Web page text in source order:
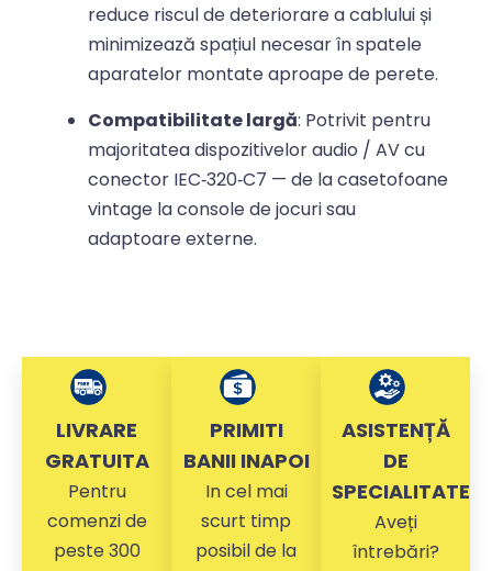
reduce riscul de deteriorare a cablului și
minimizează spațiul necesar în spatele
aparatelor montate aproape de perete.
Compatibilitate largă: Potrivit pentru
majoritatea dispozitivelor audio / AV cu
conector IEC‑320‑C7 — de la casetofoane
vintage la console de jocuri sau
adaptoare externe.
LIVRARE
GRATUITA
Pentru
comenzi de
peste 300
PRIMITI
BANII INAPOI
In cel mai
scurt timp
posibil de la
ASISTENȚĂ
DE
SPECIALITATE
Aveți
întrebări?